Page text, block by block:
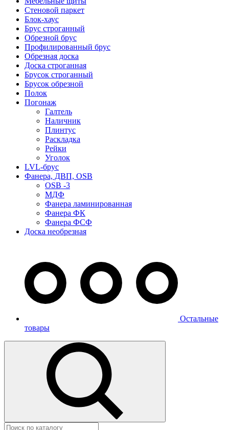
Стеновой паркет
Блок-хаус
Брус строганный
Обрезной брус
Профилированный брус
Обрезная доска
Доска строганная
Брусок строганный
Брусок обрезной
Полок
Погонаж
Галтель
Наличник
Плинтус
Раскладка
Рейки
Уголок
LVL-брус
Фанера, ДВП, OSB
OSB -3
МДФ
Фанера ламинированная
Фанера ФК
Фанера ФСФ
Доска необрезная
Остальные
товары